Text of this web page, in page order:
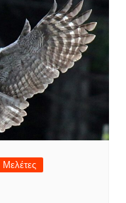
Μελέτες